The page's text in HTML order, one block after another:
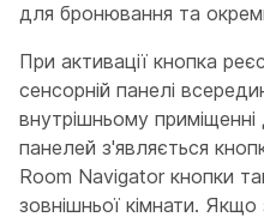
для бронювання та
При активації кнопка
сенсорній панелі
внутрішньому
панелей з'являється
Room Navigator кнопки
зовнішньої кімнати.